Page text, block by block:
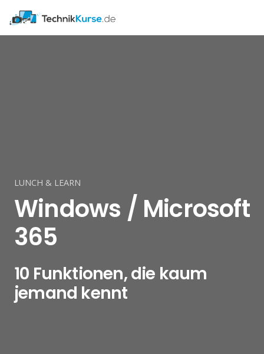
LUNCH & LEARN
Windows / Microsoft
365
10 Funktionen, die kaum
jemand kennt